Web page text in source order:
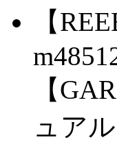
【
【
ュア